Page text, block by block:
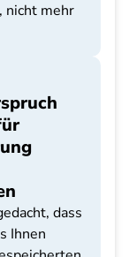
nicht mehr
dass
Ihnen